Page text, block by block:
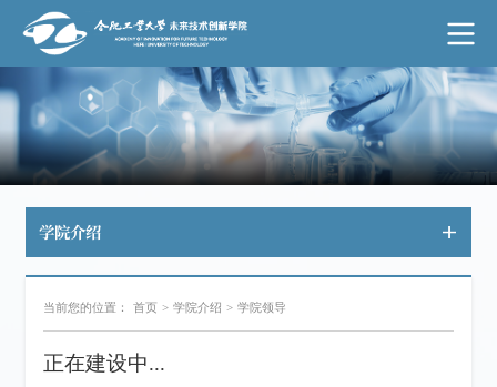
学院介绍
当前您的位置： 首页 > 学院介绍 > 学院领导
正在建设中...